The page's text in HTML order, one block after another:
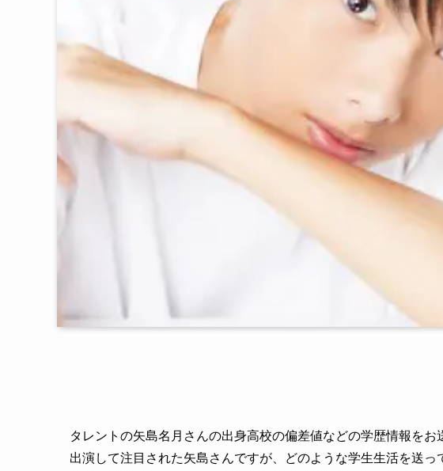
タレントの矢島名月さんの出身高校の偏差値などの学歴情報を
出演して注目された矢島さんですが、どのような学生生活を送